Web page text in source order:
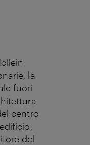
la
fuori
centro
del